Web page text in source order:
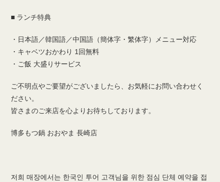
■ ランチ特典
・日本語／韓国語／中国語（簡体字・繁体字）メニュー対応
・キャベツおかわり 1回無料
・ご飯 大盛りサービス
ご不明点やご要望がございましたら、お気軽にお問い合わせく
ださい。
皆さまのご来店を心よりお待ちしております。
博多もつ鍋 おおやま 長崎店
저희 매장에서는 한국인 투어 고객님을 위한 점심 단체 예약을 접